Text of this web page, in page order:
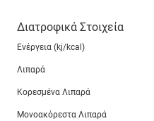
Διατροφικά Στοιχεία
Ενέργεια (kj/kcal)
Λιπαρά
Κορεσμένα Λιπαρά
Μονοακόρεστα Λιπαρά